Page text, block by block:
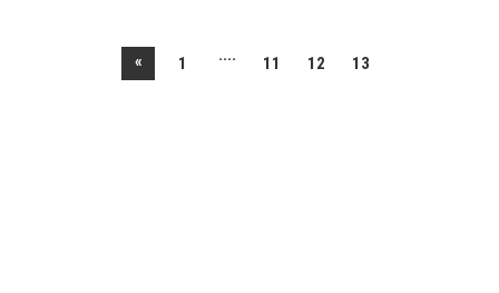
« 1 .... 11 12 13